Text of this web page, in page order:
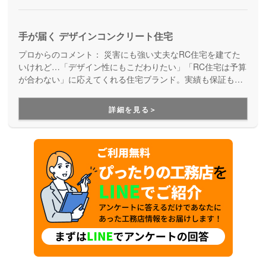
手が届く デザインコンクリート住宅
プロからのコメント：
いけれど…「デザイン性にもこだわりたい」「RC住宅は予算
が合わない」に応えてくれる住宅ブランド。実績も保証も万
詳細を見る＞